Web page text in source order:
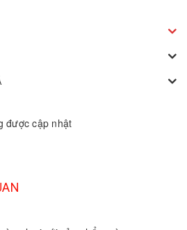
được cập nhật